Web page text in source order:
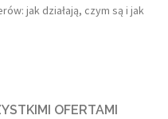
jak działają, czym są i jak
OFERTAMI